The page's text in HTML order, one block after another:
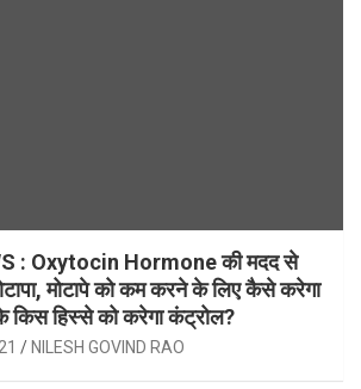
: Oxytocin Hormone की मदद से
मोटापे को कम करने के लिए कैसे करेगा
किस हिस्से को करेगा कंट्रोल?
NILESH GOVIND RAO